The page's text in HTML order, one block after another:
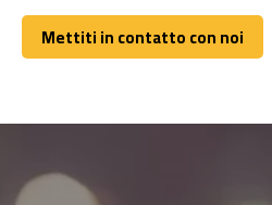
Mettiti in contatto con noi
Mettiti in contatto con noi